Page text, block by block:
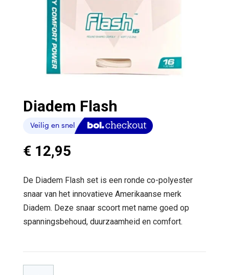
Diadem Flash
€12,95
De Diadem Flash set is een ronde co-polyester
snaar van het innovatieve Amerikaanse merk
Diadem. Deze snaar scoort met name goed op
spanningsbehoud, duurzaamheid en comfort.